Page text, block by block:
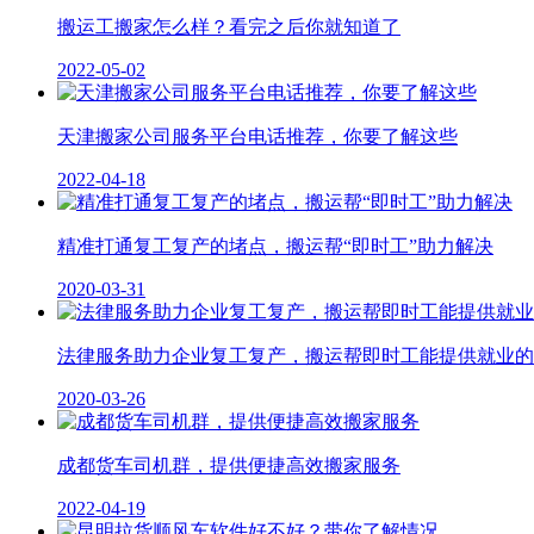
搬运工搬家怎么样？看完之后你就知道了
2022-05-02
天津搬家公司服务平台电话推荐，你要了解这些
2022-04-18
精准打通复工复产的堵点，搬运帮“即时工”助力解决
2020-03-31
法律服务助力企业复工复产，搬运帮即时工能提供就业
2020-03-26
成都货车司机群，提供便捷高效搬家服务
2022-04-19